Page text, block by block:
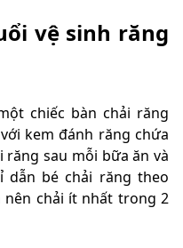
vệ sinh răng
chiếc bàn chải răng
kem đánh răng chứa
răng sau mỗi bữa ăn và
bé chải răng theo
chải ít nhất trong 2